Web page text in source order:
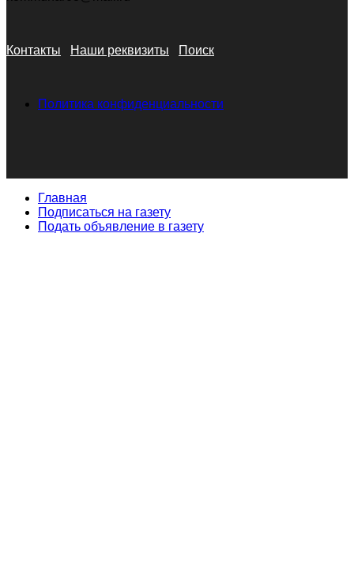
Контакты Наши реквизиты Поиск
Политика конфиденциальности
Главная
Подписаться на газету
Подать объявление в газету